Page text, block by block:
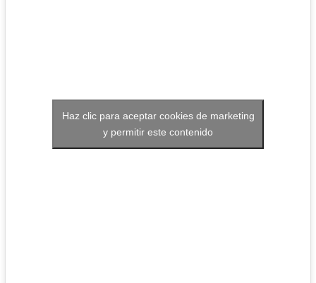
Haz clic para aceptar cookies de marketing
y permitir este contenido